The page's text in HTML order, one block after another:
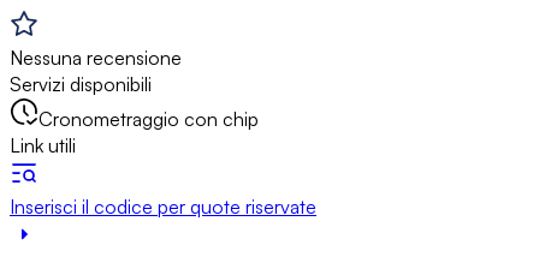
Nessuna recensione
Servizi disponibili
Cronometraggio con chip
Link utili
Inserisci il codice per quote riservate